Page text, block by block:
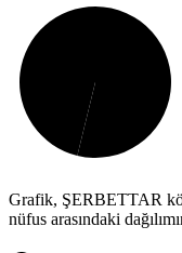
Grafik, ŞERBETTAR
nüfus arasındaki